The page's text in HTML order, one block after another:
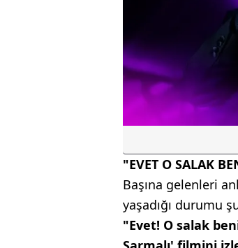
"EVET O SALAK
Başına gelenleri
yaşadığı durumu
"Evet! O salak